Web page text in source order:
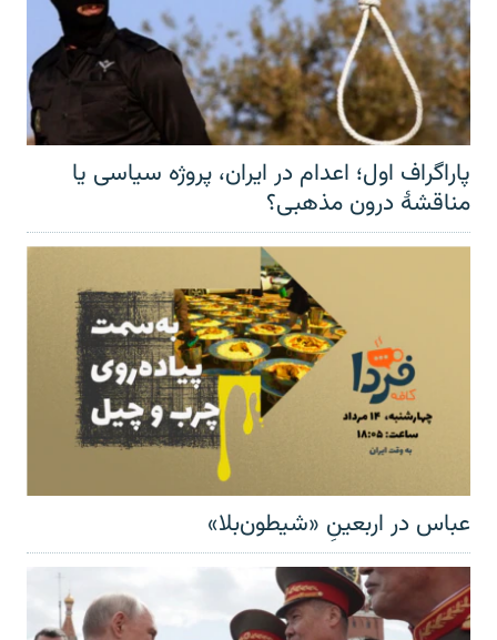
پاراگراف اول؛ اعدام در ایران، پروژه سیاسی یا
مناقشهٔ درون مذهبی؟
عباس در اربعینِ «شیطون‌بلا»